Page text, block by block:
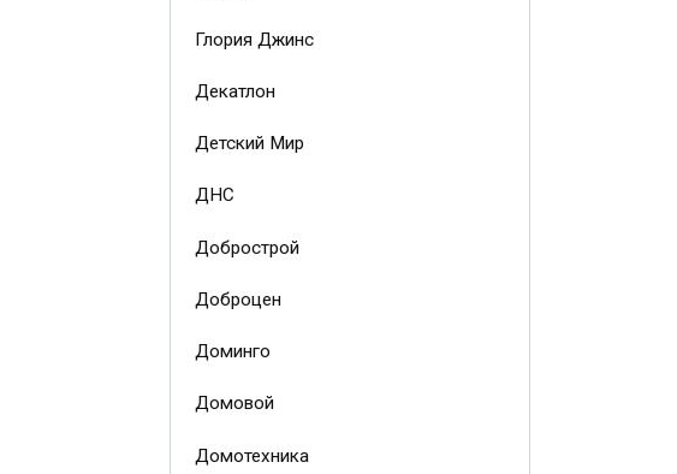
Глория Джинс
Декатлон
Детский Мир
ДНС
Добрострой
Доброцен
Доминго
Домовой
Домотехника